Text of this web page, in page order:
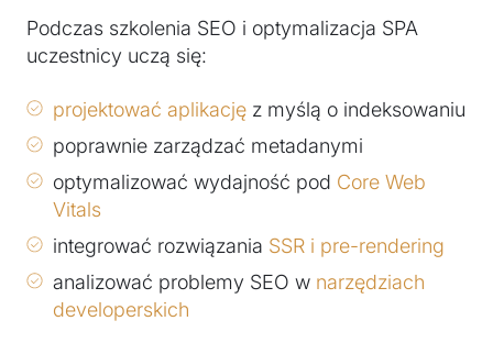
Podczas szkolenia SEO i optymalizacja SPA
uczestnicy uczą się:
projektować aplikację z myślą o indeksowaniu
poprawnie zarządzać metadanymi
optymalizować wydajność pod Core Web
Vitals
integrować rozwiązania SSR i pre-rendering
analizować problemy SEO w narzędziach
developerskich